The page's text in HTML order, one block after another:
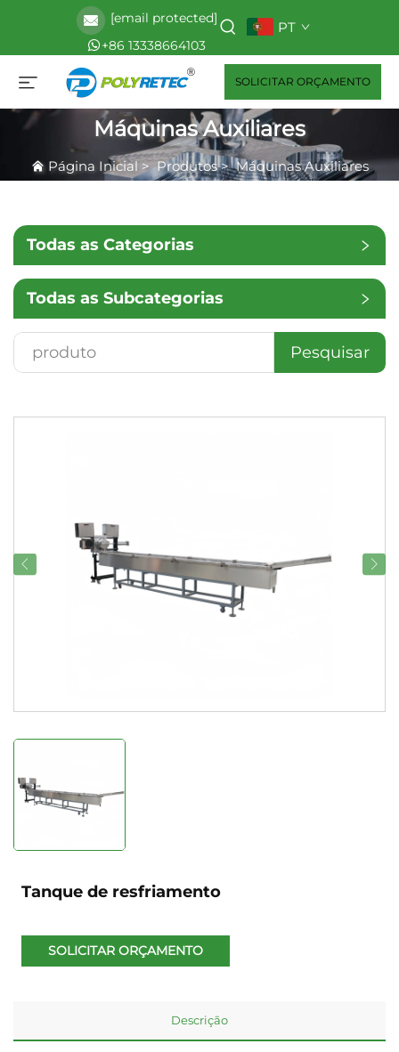
[email protected]
+86 13338664103
PT
SOLICITAR ORÇAMENTO
Máquinas Auxiliares
Página Inicial>Produtos>Máquinas Auxiliares
Todas as Categorias
Todas as Subcategorias
Pesquisar
Tanque de resfriamento
SOLICITAR ORÇAMENTO
Descrição